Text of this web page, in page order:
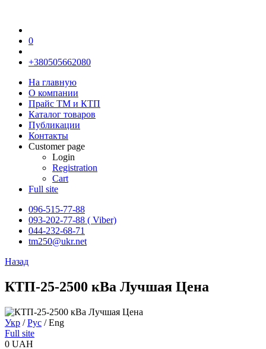
0
+380505662080
На главную
О компании
Прайс TM и КТП
Каталог товаров
Публикации
Контакты
Customer page
Login
Registration
Cart
Full site
096-515-77-88
093-202-77-88 ( Viber)
044-232-68-71
tm250@ukr.net
Назад
КТП-25-2500 кВа Лучшая Цена
Укр / Рус /Eng
Full site
0 UAH